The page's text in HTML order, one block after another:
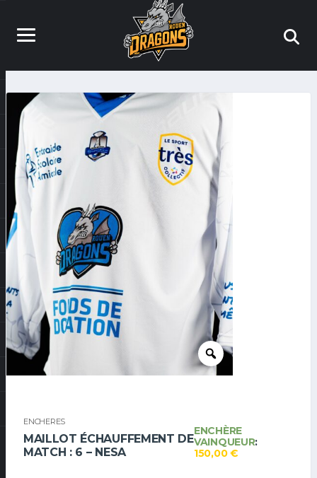
ENCHERES
MAILLOT ÉCHAUFFEMENT DE
MATCH : 6 – NESA
ENCHÈRE
VAINQUEUR:
150,00€